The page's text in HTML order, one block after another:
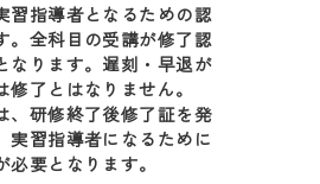
習指導者となるための認
。全科目の受講が修了認
なります。遅刻・早退が
修了とはなりません。
、研修終了後修了証を発
実習指導者になるために
必要となります。